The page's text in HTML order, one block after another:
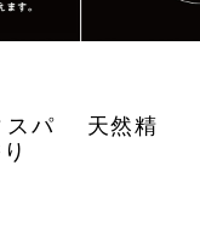
スパ 天然精